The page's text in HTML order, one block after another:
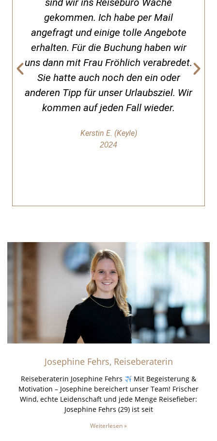
sind wir ins Reisebüro Wache
gekommen. Ich habe per Mail
angefragt und einige tolle Angebote
erhalten. Für die Buchung haben wir
uns dann mit Frau Fröhlich verabredet.
Sie hatte auch noch den ein oder
anderen Tipp für unser Urlaubsziel. Wir
kommen auf jeden Fall wieder.
Kerstin E. (Keyle)
2024
Josephine Fehrs, Reiseberaterin
Reiseberaterin Josephine Fehrs
Mit Begeisterung &
Motivation – Josephine bereichert unser Team! Frischer
Wind, echte Leidenschaft und jede Menge Reisefieber:
Josephine Fehrs (29) ist seit
Weiterlesen »